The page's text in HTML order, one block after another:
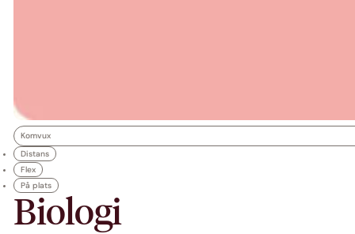
Komvux
Distans
Flex
På plats
Biologi